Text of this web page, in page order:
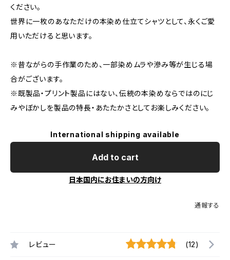
ください。
世界に一枚のあなただけの本染め仕立てシャツとして、永くご愛
用いただけると思います。
※昔ながらの手作業のため、一部染めムラや滲み等が生じる場
合がございます。
※既製品・プリント製品にはない、伝統の本染めならではのにじ
みやぼかしを製品の特長・あたたかさとしてお楽しみください。
International shipping available
Add to cart
日本国内にお住まいの方向け
通報する
レビュー (12)